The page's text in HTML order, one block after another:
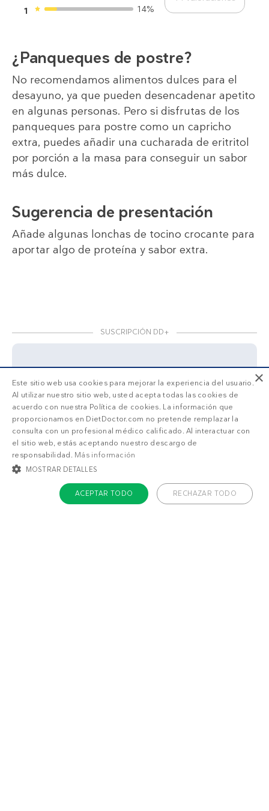
1
14%
¿Panqueques de postre?
No recomendamos alimentos dulces para el
desayuno, ya que pueden desencadenar apetito
en algunas personas. Pero si disfrutas de los
panqueques para postre como un capricho
extra, puedes añadir una cucharada de eritritol
por porción a la masa para conseguir un sabor
más dulce.
Sugerencia de presentación
Añade algunas lonchas de tocino crocante para
aportar algo de proteína y sabor extra.
SUSCRIPCIÓN DD+
Accede amenús personalizados.
¡Haz una prueba GRATIS!
¿Qué estás buscando?
×
Este sitio web usa cookies para mejorar la experiencia del usuario.
Al utilizar nuestro sitio web, usted acepta todas las cookies de
acuerdo con nuestra Política de cookies. La información que
proporcionamos en DietDoctor.com no pretende remplazar la
consulta con un profesional médico calificado. Al interactuar con
el sitio web, estás aceptando nuestro descargo de
responsabilidad. Más información
MOSTRAR DETALLES
ACEPTAR TODO RECHAZAR TODO